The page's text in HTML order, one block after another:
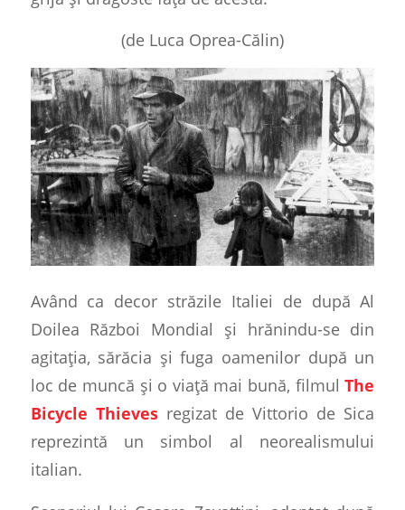
(de Luca Oprea-Călin)
Având ca decor străzile Italiei de după Al
Doilea Război Mondial și hrănindu-se din
agitația, sărăcia și fuga oamenilor după un
loc de muncă și o viață mai bună, filmulThe
Bicycle Thievesregizat de Vittorio de Sica
reprezintă un simbol al neorealismului
italian.